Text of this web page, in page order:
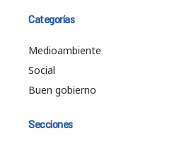
Categorías
Medioambiente
Social
Buen gobierno
Secciones